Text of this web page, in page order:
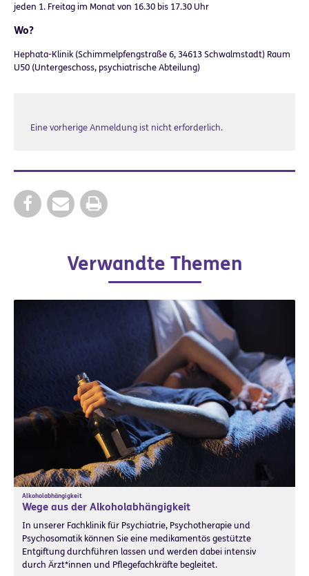
jeden 1. Freitag im Monat von 16.30 bis 17.30 Uhr
Wo?
Hephata-Klinik (Schimmelpfengstraße 6, 34613 Schwalmstadt) Raum
U50 (Untergeschoss, psychiatrische Abteilung)
Eine vorherige Anmeldung ist nicht erforderlich.
Verwandte Themen
Alkoholabhängigkeit
Wege aus der Alkoholabhängigkeit
In unserer Fachklinik für Psychiatrie, Psychotherapie und
Psychosomatik können Sie eine medikamentös gestützte
Entgiftung durchführen lassen und werden dabei intensiv
durch Ärzt*innen und Pflegefachkräfte begleitet.